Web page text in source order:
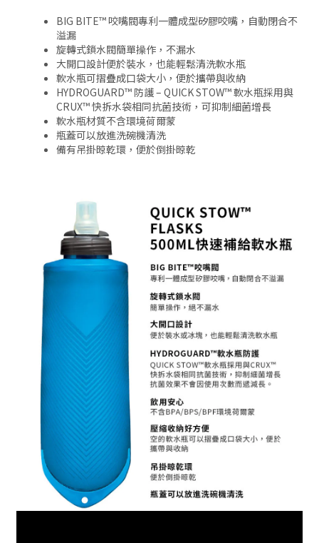
BIG BITE™ 咬嘴閥專利一體成型矽膠咬嘴，自動閉合不
溢漏
旋轉式鎖水閥簡單操作，不漏水
大開口設計便於裝水，也能輕鬆清洗軟水瓶
軟水瓶可摺疊成口袋大小，便於攜帶與收納
HYDROGUARD™ 防護 – QUICK STOW™ 軟水瓶採用與
CRUX™ 快拆水袋相同抗菌技術，可抑制細菌增長
軟水瓶材質不含環境荷爾蒙
瓶蓋可以放進洗碗機清洗
備有吊掛晾乾環，便於倒掛晾乾